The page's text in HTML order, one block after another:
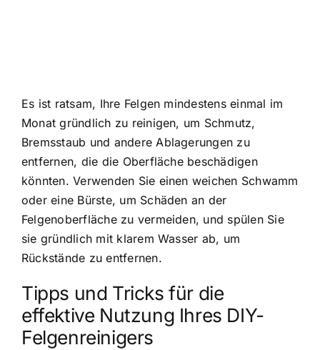
Es ist ratsam, Ihre Felgen mindestens einmal im
Monat gründlich zu reinigen, um Schmutz,
Bremsstaub und andere Ablagerungen zu
entfernen, die die Oberfläche beschädigen
könnten. Verwenden Sie einen weichen Schwamm
oder eine Bürste, um Schäden an der
Felgenoberfläche zu vermeiden, und spülen Sie
sie gründlich mit klarem Wasser ab, um
Rückstände zu entfernen.
Tipps und Tricks für die
effektive Nutzung Ihres DIY-
Felgenreinigers